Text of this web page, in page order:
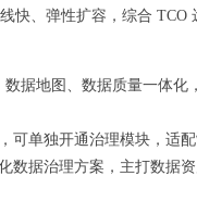
快、弹性扩容，综合 TCO
数据地图、数据质量一体
可单独开通治理模块，适
数据治理方案，主打数据